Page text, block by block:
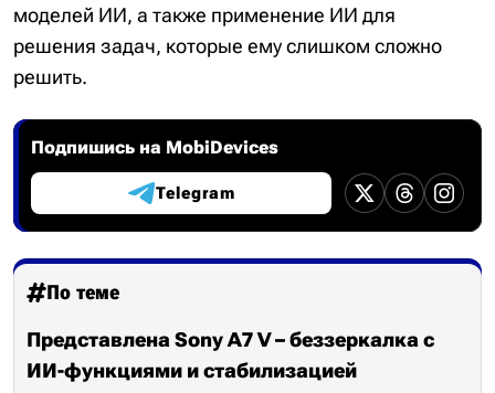
моделей ИИ, а также применение ИИ для
решения задач, которые ему слишком сложно
решить.
Подпишись на MobiDevices
Telegram
По теме
Представлена Sony A7 V – беззеркалка с
ИИ-функциями и стабилизацией